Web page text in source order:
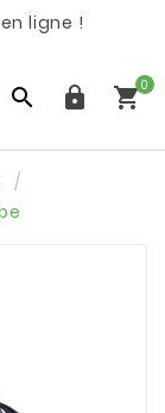
ligne !
  0